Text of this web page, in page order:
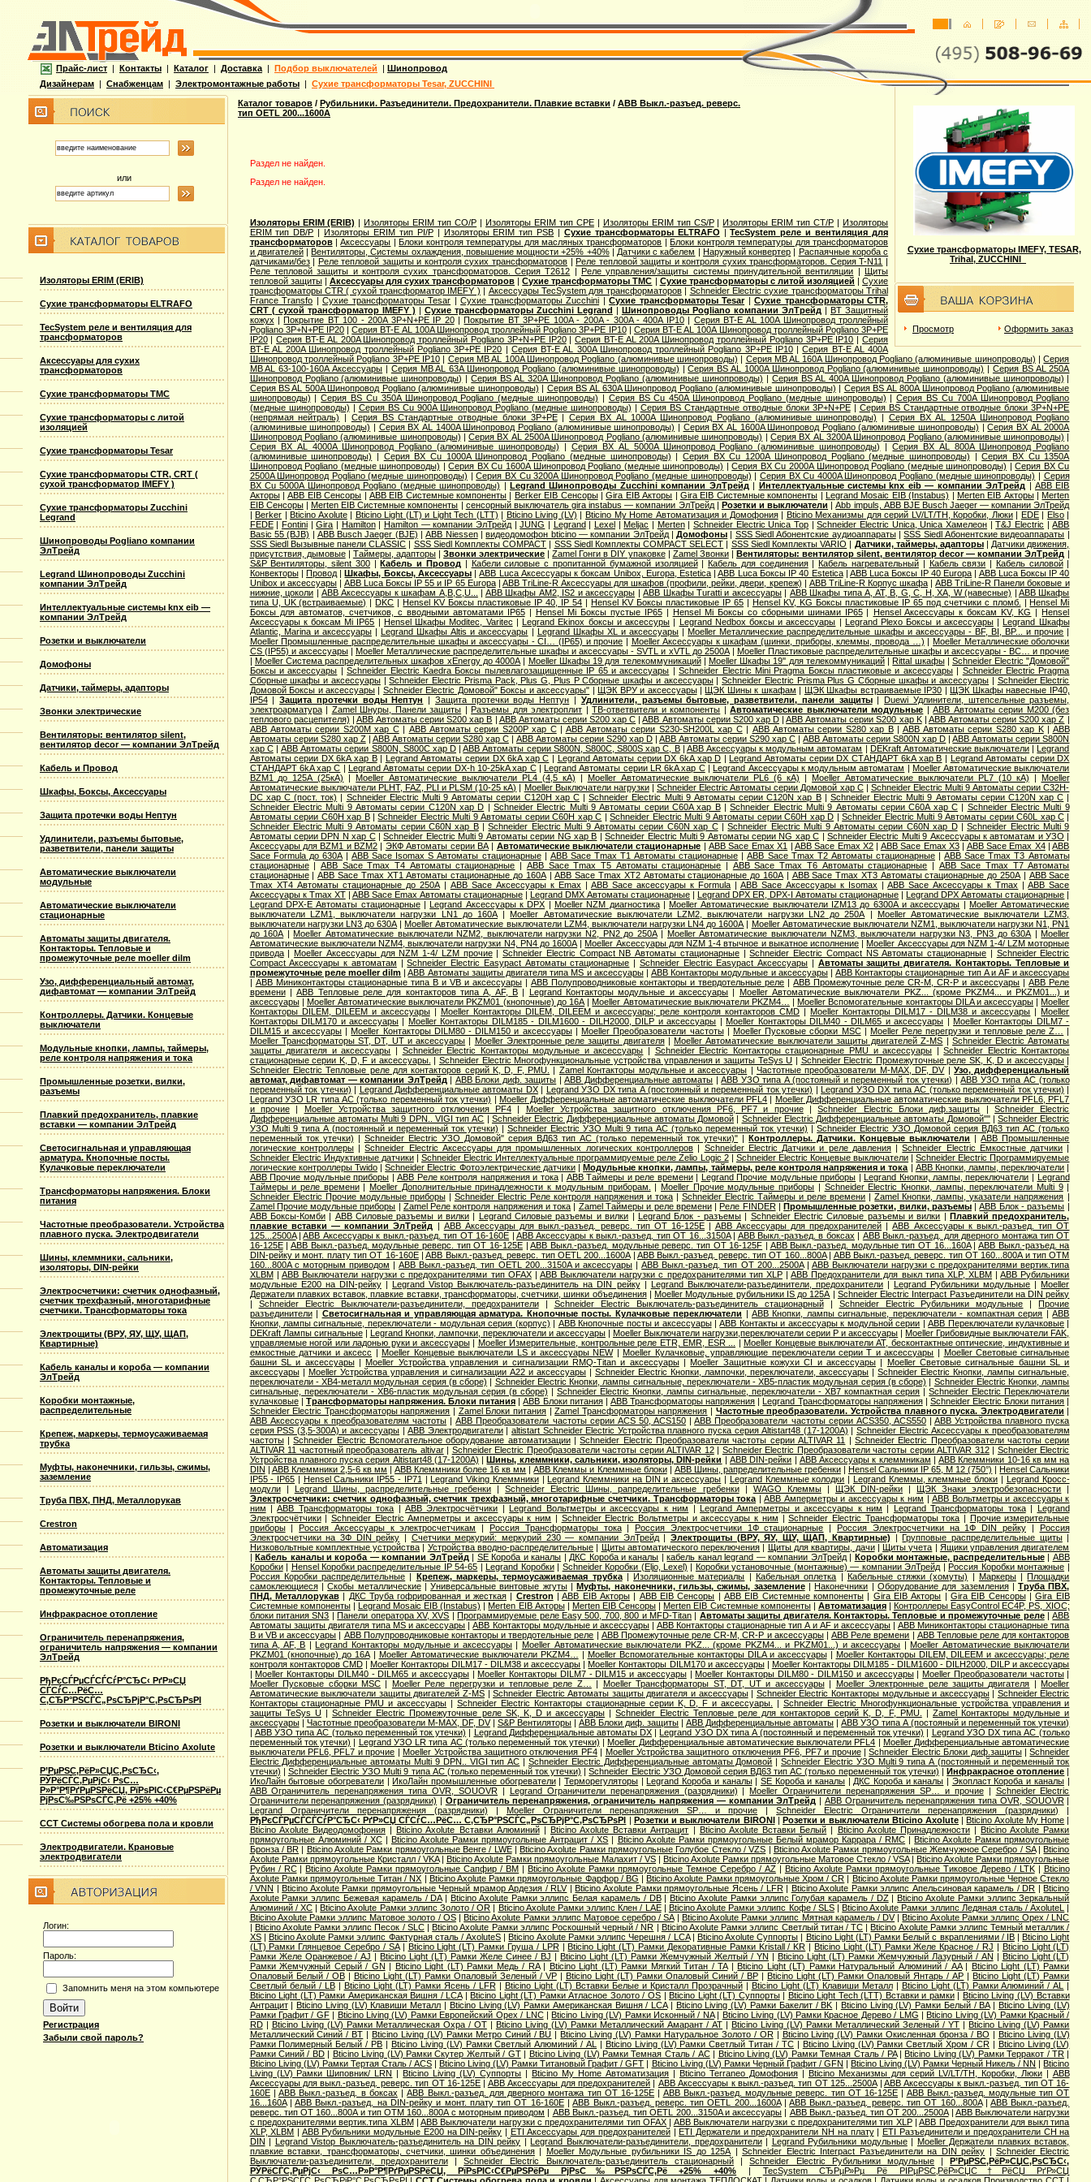
Прайс-лист | Контакты | Каталог | Доставка | Подбор выключателей | Шинопровод
Дизайнерам | Снабженцам | Электромонтажные работы | Сухие трансформаторы Tesar, ZUCCHINI
или
Изоляторы ERIM (ERIB)
Сухие трансформаторы ELTRAFO
TecSystem реле и вентиляция для
трансформаторов
Аксессуары для сухих
трансформаторов
Сухие трансформаторы TMC
Сухие трансформаторы с литой
изоляцией
Сухие трансформаторы Tesar
Сухие трансформаторы CTR, CRT (
сухой трансформатор IMEFY )
Сухие трансформаторы Zucchini
Legrand
Шинопроводы Pogliano компании
ЭлТрейд
Legrand Шинопроводы Zucchini
компании ЭлТрейд
Интеллектуальные системы knx eib —
компании ЭлТрейд
Розетки и выключатели
Домофоны
Датчики, таймеры, адапторы
Звонки электрические
Вентиляторы: вентилятор silent,
вентилятор decor — компании ЭлТрейд
Кабель и Провод
Шкафы, Боксы, Аксессуары
Защита протечки воды Нептун
Удлинители, разъемы бытовые,
разветвители, панели защиты
Автоматические выключатели
модульные
Автоматические выключатели
стационарные
Автоматы защиты двигателя.
Контакторы. Тепловые и
промежуточные реле moeller dilm
Узо, дифференциальный автомат,
дифавтомат — компании ЭлТрейд
Контроллеры. Датчики. Концевые
выключатели
Модульные кнопки, лампы, таймеры,
реле контроля напряжения и тока
Промышленные розетки, вилки,
разъемы
Плавкий предохранитель, плавкие
вставки — компании ЭлТрейд
Светосигнальная и управляющая
арматура. Кнопочные посты.
Кулачковые переключатели
Трансформаторы напряжения. Блоки
питания
Частотные преобразователи. Устройства
плавного пуска. Электродвигатели
Шины, клеммники, сальники,
изоляторы, DIN-рейки
Электросчетчики: счетчик однофазный,
счетчик трехфазный, многотарифные
счетчики. Трансформаторы тока
Электрощиты (ВРУ, ЯУ, ЩУ, ЩАП,
Квартирные)
Кабель каналы и короба — компании
ЭлТрейд
Коробки монтажные,
распределительные
Крепеж, маркеры, термоусаживаемая
трубка
Муфты, наконечники, гильзы, сжимы,
заземление
Труба ПВХ, ПНД, Металлорукав
Crestron
Автоматизация
Автоматы защиты двигателя.
Контакторы. Тепловые и
промежуточные реле
Инфракрасное отопление
Ограничитель перенапряжения,
ограничитель напряжения — компании
ЭлТрейд
РђРєСЃРµСЃСЃСѓР°СЂС‹ РґР»СЏ
СЃСѓС…РёС…
С‚СЂР°РЅСЃС„РѕСЂРјР°С‚РѕСЂРѕРІ
Розетки и выключатели BIRONI
Розетки и выключатели Bticino Axolute
Р’РµРЅС‚РёР»СЏС‚РѕСЂС‹,
РЎРёСЃС‚РµРјС‹ РѕС…
Р»Р°Р¶РґРµРЅРёСЏ, РїРѕРІС‹С€РµРЅРёРµ
РјРѕС‰РЅРѕСЃС‚Рё +25% +40%
ССТ Системы обогрева пола и кровли
Электродвигатели. Крановые
электродвигатели
Логин:
Пароль:
Запомнить меня на этом компьютере
Регистрация
Забыли свой пароль?
Сухие трансформаторы IMEFY, TESAR,
Trihal, ZUCCHINI
Просмотр Оформить заказ
Каталог товаров / Рубильники. Разъединители. Предохранители. Плавкие вставки / ABB Выкл.-разъед. реверс.
тип OETL 200...1600A
Раздел не найден.
Раздел не найден.
Изоляторы ERIM (ERIB) |Изоляторы ERIM тип CO/P |Изоляторы ERIM тип CPE| Изоляторы ERIM тип CS/P|Изоляторы ERIM тип CT/P |Изоляторы
ERIM тип DB/P |Изоляторы ERIM тип PI/P| Изоляторы ERIM тип PSB | Сухие трансформаторы ELTRAFO |TecSystem реле и вентиляция для
трансформаторов|Аксессуары |Блоки контроля температуры для масляных трансформаторов |Блоки контроля температуры для трансформаторов
и двигателей|Вентиляторы, Системы охлаждения, повышение мощности +25% +40%| Датчики с кабелем | Наружный конвертер | Распаячные короба с
датчиками/без| Реле тепловой защиты и контроля сухих трансформаторов|Реле тепловой защиты и контроля сухих трансформаторов. Серия T-N11 |
Реле тепловой защиты и контроля сухих трансформаторов. Серия T2612 | Реле управления/защиты системы принудительной вентиляции |Щиты
тепловой защиты| Аксессуары для сухих трансформаторов |Сухие трансформаторы TMC | Сухие трансформаторы с литой изоляцией |Сухие
трансформаторы CTR ( сухой трансформатор IMEFY ) | Аксессуары TecSystem для трансформаторов| Schneider Electric cухие трансформаторы Trihal
France Transfo |Сухие трансформаторы Tesar |Сухие трансформаторы Zucchini |Сухие трансформаторы Tesar|Сухие трансформаторы CTR,
CRT ( сухой трансформатор IMEFY ) | Сухие трансформаторы Zucchini Legrand | Шинопроводы Pogliano компании ЭлТрейд | BT Защитный
кожух |Покрытие BT 100 - 200A 3P+N+PE IP 20|Покрытие BT 3P+PE 100A - 200A - 300A - 400A IP10| Серия BT-E AL 100A Шинопровод троллейный
Pogliano 3P+N+PE IP20|Серия BT-E AL 100A Шинопровод троллейный Pogliano 3P+PE IP10| Серия BT-E AL 100A Шинопровод троллейный Pogliano 3P+PE
IP20|Серия BT-E AL 200A Шинопровод троллейный Pogliano 3P+N+PE IP20|Серия BT-E AL 200A Шинопровод троллейный Pogliano 3P+PE IP10 |Серия
BT-E AL 200A Шинопровод троллейный Pogliano 3P+PE IP20 | Серия BT-E AL 300A Шинопровод троллейный Pogliano 3P+PE IP10|Серия BT-E AL 400A
Шинопровод троллейный Pogliano 3P+PE IP10| Серия MB AL 100A Шинопровод Pogliano (алюминивые шинопроводы) | Серия MB AL 160A Шинопровод Pogliano (алюминивые шинопроводы) |Серия
MB AL 63-100-160A Аксессуары | Серия MB AL 63A Шинопровод Pogliano (алюминивые шинопроводы) |Серия ВS AL 1000A Шинопровод Pogliano (алюминивые шинопроводы) | Серия ВS AL 250A
Шинопровод Pogliano (алюминивые шинопроводы) |Серия ВS AL 320A Шинопровод Pogliano (алюминивые шинопроводы) | Серия ВS AL 400A Шинопровод Pogliano (алюминивые шинопроводы) |
Серия ВS AL 500A Шинопровод Pogliano (алюминивые шинопроводы) | Серия ВS AL 630A Шинопровод Pogliano (алюминивые шинопроводы) | Серия ВS AL 800A Шинопровод Pogliano (алюминивые
шинопроводы) |Серия ВS Cu 350A Шинопровод Pogliano (медные шинопроводы) | Серия ВS Cu 450A Шинопровод Pogliano (медные шинопроводы) |Серия ВS Cu 700A Шинопровод Pogliano
(медные шинопроводы) | Серия ВS Cu 900A Шинопровод Pogliano (медные шинопроводы) | Серия ВS Стандартные отводные блоки 3P+N+PE| Серия ВS Стандартные отводные блоки 3P+N+PE
(непрямая нейтраль)
| Серия ВS Стандартные отводные блоки 3P+PE|Серия ВХ AL 1000A Шинопровод Pogliano (алюминивые шинопроводы) | Серия ВХ AL 1250A Шинопровод Pogliano
(алюминивые шинопроводы) | Серия ВХ AL 1400A Шинопровод Pogliano (алюминивые шинопроводы) | Серия ВХ AL 1600A Шинопровод Pogliano (алюминивые шинопроводы) |Серия ВХ AL 2000A
Шинопровод Pogliano (алюминивые шинопроводы) |Серия ВХ AL 2500A Шинопровод Pogliano (алюминивые шинопроводы) | Серия ВХ AL 3200A Шинопровод Pogliano (алюминивые шинопроводы) |
Серия ВХ AL 4000A Шинопровод Pogliano (алюминивые шинопроводы) | Серия ВХ AL 5000A Шинопровод Pogliano (алюминивые шинопроводы) |Серия ВХ AL 800A Шинопровод Pogliano
(алюминивые шинопроводы)
| Серия ВХ Cu 1000A Шинопровод Pogliano (медные шинопроводы) |Серия ВХ Cu 1200A Шинопровод Pogliano (медные шинопроводы) |Серия ВХ Cu 1350A
Шинопровод Pogliano (медные шинопроводы) |Серия ВХ Cu 1600A Шинопровод Pogliano (медные шинопроводы) |Серия ВХ Cu 2000A Шинопровод Pogliano (медные шинопроводы) |Серия ВХ Cu
2500A Шинопровод Pogliano (медные шинопроводы) |Серия ВХ Cu 3200A Шинопровод Pogliano (медные шинопроводы) | Серия ВХ Cu 4000A Шинопровод Pogliano (медные шинопроводы) | Серия
ВХ Cu 5000A Шинопровод Pogliano (медные шинопроводы) |Legrand Шинопроводы Zucchini компании ЭлТрейд | Интеллектуальные системы knx eib — компании ЭлТрейд |ABB EIB
Акторы|ABB EIB Сенсоры | ABB EIB Системные компоненты | Berker EIB Сенсоры|Gira EIB Акторы | Gira EIB Системные компоненты | Legrand Mosaic ЕIB (Instabus) | Merten EIB Акторы|Merten
EIB Сенсоры| Merten EIB Системные компоненты | сенсорный выключатель gira instabus — компании ЭлТрейд| Розетки и выключатели |Abb impuls, АВВ BJE Busch Jaeger — компании ЭлТрейд
|Berker |Bticino Axolute| Bticino Light (LT) и Light Tech (LTT) | Bticino Living (LV) |Bticino My Home Автоматизация и Домофония| Bticino Механизмы для серий LV/LT/TH, Коробки, Люки| EDE| Elso|
FEDE| Fontini|Gira | Hamilton| Hamilton — компании ЭлТрейд|JUNG | Legrand| Lexel |Meljac | Merten|Schneider Electric Unica Top |Schneider Electric Unica, Unica Хамелеон |T&J Electric |АВВ
Basic 55 (BJB) | АВВ Busch Jaeger (BJE) |АВВ Niessen|видеодомофон bticino — компании ЭлТрейд|Домофоны | SSS Siedl Абонентские аудиоаппараты|SSS Siedl Абонентские видеоаппараты |
SSS Siedl Вызывные панели CLASSIC | SSS Siedl Комплекты COMPACT | SSS Siedl Комплекты COMPACT SELECT | SSS Siedl Комплекты VARIO | Датчики, таймеры, адапторы| Датчики движения,
присутствия, дымовые| Таймеры, адапторы|Звонки электрические |Zamel Гонги в DIY упаковке| Zamel Звонки| Вентиляторы: вентилятор silent, вентилятор decor — компании ЭлТрейд |
S&P Вентиляторы, silent 300|Кабель и Провод | Кабели силовые с пропитанной бумажной изоляцией|Кабель для соединения|Кабель нагревательный| Кабель связи | Кабель силовой|
Конвекторы|Провод |Шкафы, Боксы, Аксессуары|ABB Luca Аксессуары к боксам Unibox, Europa, Estetica|ABB Luca Боксы IP 40 Estetica| ABB Luca Боксы IP 40 Europa | ABB Luca Боксы IP 40
Unibox и аксессуары| ABB Luca Боксы IP 55 и IP 65 Europa| ABB TriLine-R Аксессуары для шкафов (профили, рейки, двери, крепеж) | ABB TriLine-R Корпус шкафа |ABB TriLine-R Панели боковые и
нижние, цоколи | ABB Аксессуары к шкафам A,B,C,U... | ABB Шкафы AM2, IS2 и аксессуары |ABB Шкафы Turatti и аксессуары| ABB Шкафы типа A, AT, B, G, C, H, XA, W (навесные) | ABB Шкафы
типа U, UK (встраиваемые) |DKC |Hensel KV Боксы пластиковые IP 40, IP 54 |Hensel KV Боксы пластиковые IP 65| Hensel KV, KG Боксы пластиковые IP 65 под счетчики с пломб. |Hensel Mi
Боксы для автоматов, счетчиков, с вводными автоматами IP65| Hensel Mi Боксы пустые IP65| Hensel Mi Боксы со сборными шинами IP65| Hensel Аксессуары к боксам KV, KG |Hensel
Аксессуары к боксам Mi IP65 | Hensel Шкафы Moditec, Varitec |Legrand Ekinox боксы и аксессуры | Legrand Nedbox боксы и аксессуары | Legrand Plexo Боксы и аксессуары|Legrand Шкафы
Atlantic, Marina и аксессуары|Legrand Шкафы Altis и аксессуары | Legrand Шкафы XL и аксессуары |Moeller Металлические распределительные шкафы и аксессуары - BF, BI, BP... и прочие |
Moeller Промышленные распределительные шкафы и аксессуары - CI… (IP65) и прочие | Moeller Аксессуары к шкафам (шинки, приборы, клеммы, провода …) |Moeller Металлические оболочки
CS (IP55) и аксессуары| Moeller Металлические распределительные шкафы и аксессуары - SVTL и xVTL до 2500А| Moeller Пластиковые распределительные шкафы и аксессуары - BC… и прочие
| Moeller Система распределительных шкафов xEnergy до 4000А | Moeller Шкафы 19 для телекоммуникаций| Moeller Шкафы 19'' для телекоммуникаций|Rittal шкафы|Schneider Electric "Домовой"
Боксы и аксессуары |Schneider Electric Kaedra Боксы пылевлагозащищенные IP 65 и аксессуары |Schneider Electric Mini Pragma Боксы пластиковые и аксессуары| Schneider Electric Pragma
Сборные шкафы и аксессуары|Schneider Electric Prisma Pack, Plus G, Plus P Сборные шкафы и аксессуары|Schneider Electric Prisma Plus G Сборные шкафы и аксессуары | Schneider Electric
Домовой Боксы и аксессуары| Schneider Electric Домовой" Боксы и аксессуары" |ЩЭК ВРУ и аксессуары|ЩЭК Шины к шкафам | ЩЭК Шкафы встраиваемые IP30 |ЩЭК Шкафы навесные IP40,
IP54|Защита протечки воды Нептун | Защита протечки воды Нептун | Удлинители, разъемы бытовые, разветвители, панели защиты|Duewi Удлинители, штепсельные разъемы,
электроарматура| Zamel Шнуры, Панели защиты |Разъемы для электроплит |ТВ-ответвители и компоненты |Автоматические выключатели модульные |ABB Автоматы серии M200 (без
теплового расцепителя) | ABB Автоматы серии S200 хар B | ABB Автоматы серии S200 хар C |ABB Автоматы серии S200 хар D|ABB Автоматы серии S200 хар K| ABB Автоматы серии S200 хар Z |
ABB Автоматы серии S200M хар С| ABB Автоматы серии S200P хар C| ABB Автоматы серии S230-SH200L хар С| ABB Автоматы серии S280 хар B| ABB Автоматы серии S280 хар K| ABB
Автоматы серии S280 хар Z| ABB Автоматы серии S280 хар С| ABB Автоматы серии S290 хар D |ABB Автоматы серии S290 хар С |ABB Автоматы серии S800N хар D |ABB Автоматы серии S800N
хар С|ABB Автоматы серии S800N, S800C хар D|ABB Автоматы серии S800N, S800C, S800S хар С, B| ABB Аксессуары к модульным автоматам | DEKraft Автоматические выключатели |Legrand
Автоматы серии DX 6kA хар B| Legrand Автоматы серии DX 6kA хар C | Legrand Автоматы серии DX 6kA хар D |Legrand Автоматы серии DX СТАНДАРТ 6kA хар B | Legrand Автоматы серии DX
СТАНДАРТ 6kA хар C | Legrand Автоматы серии DX-h 10-25kA хар C|Legrand Автоматы серии LR 6kA хар C|Legrand Аксессуары к модульным автоматам | Moeller Автоматические выключатели
BZM1 до 125А (25кА)
|Moeller Автоматические выключатели PL4 (4,5 кА) | Moeller Автоматические выключатели PL6 (6 кА) |Moeller Автоматические выключатели PL7 (10 кА) | Moeller
Автоматические выключатели PLHT, FAZ, PLI и PLSM (10-25 кА) | Moeller Выключатели нагрузки| Schneider Electric Aвтоматы серии Домовой хар C| Schneider Electric Multi 9 Автоматы серии C32H-
DC хар C (пост. ток) | Schneider Electric Multi 9 Автоматы серии C120H хар C|Schneider Electric Multi 9 Автоматы серии C120N хар B| Schneider Electric Multi 9 Автоматы серии C120N хар C |
Schneider Electric Multi 9 Автоматы серии C120N хар D | Schneider Electric Multi 9 Автоматы серии C60A хар B|Schneider Electric Multi 9 Автоматы серии C60A хар C| Schneider Electric Multi 9
Автоматы серии C60H хар B|Schneider Electric Multi 9 Автоматы серии C60H хар C |Schneider Electric Multi 9 Автоматы серии C60H хар D |Schneider Electric Multi 9 Автоматы серии C60L хар C |
Schneider Electric Multi 9 Автоматы серии C60N хар B|Schneider Electric Multi 9 Автоматы серии C60N хар C|Schneider Electric Multi 9 Автоматы серии C60N хар D|Schneider Electric Multi 9
Автоматы серии DPN N хар С|Schneider Electric Multi 9 Автоматы серии NG хар B |Schneider Electric Multi 9 Автоматы серии NG хар С |Schneider Electric Multi 9 Аксессуары к автоматам и УЗО |
Аксессуары для BZM1 и BZM2 | ЭКФ Автоматы серии ВА| Автоматические выключатели стационарные |ABB Sace Emax X1 | ABB Sace Emax X2 | ABB Sace Emax X3| ABB Sace Emax X4|ABB
Sace Formula до 630А|ABB Sace Isomax S Автоматы стационарные| ABB Sace Tmax T1 Автоматы стационарные |ABB Sace Tmax T2 Автоматы стационарные|ABB Sace Tmax T3 Автоматы
стационарные| ABB Sace Tmax T4 Автоматы стационарные | ABB Sace Tmax T5 Автоматы стационарные | ABB Sace Tmax T6 Автоматы стационарные | ABB Sace Tmax T7 Автоматы
стационарные|ABB Sace Tmax XT1 Автоматы стационарные до 160А|ABB Sace Tmax XT2 Автоматы стационарные до 160А| ABB Sace Tmax XT3 Автоматы стационарные до 250А | ABB Sace
Tmax XT4 Автоматы стационарные до 250А| ABB Sace Аксессуары к Emax | ABB Sace аксессуары к Formula |ABB Sace Аксессуары к Isomax |ABB Sace Аксессуары к Tmax |ABB Sace
Аксессуары к Tmax XT| ABB Sace Еmax Автоматы стационарные| Legrand DMX Автоматы стационарные |Legrand DPX ER, DPX-I Автоматы стационарные |Legrand DPX Автоматы стационарные |
Legrand DPX-E Автоматы стационарные|Legrand Аксессуары к DPX | Moeller NZM диагностика|Moeller Автоматические выключатели IZM13 до 6300А и аксессуары |Moeller Автоматические
выключатели LZM1, выключатели нагрузки LN1 до 160А|Moeller Автоматические выключатели LZM2, выключатели нагрузки LN2 до 250А | Moeller Автоматические выключатели LZM3,
выключатели нагрузки LN3 до 630А |Moeller Автоматические выключатели LZM4, выключатели нагрузки LN4 до 1600А | Moeller Автоматические выключатели NZM1, выключатели нагрузки N1, PN1
до 160А |Moeller Автоматические выключатели NZM2, выключатели нагрузки N2, PN2 до 250А| Moeller Автоматические выключатели NZM3, выключатели нагрузки N3, PN3 до 630А |Moeller
Автоматические выключатели NZM4, выключатели нагрузки N4, PN4 до 1600А |Moeller Аксессуары для NZM 1-4 втычное и выкатное исполнение|Moeller Аксессуары для NZM 1-4/ LZM моторные
привода|Moeller Аксессуары для NZM 1-4/ LZM прочие|Schneider Electric Compact NB Автоматы стационарные|Schneider Electric Compact NS Автоматы стационарные | Schneider Electric
Compact Аксессуары к автоматам |Schneider Electric Easypact Автоматы стационарные | Schneider Electric Easypact Аксессуары | Автоматы защиты двигателя. Контакторы. Тепловые и
промежуточные реле moeller dilm |ABB Автоматы защиты двигателя типа MS и аксессуары|ABB Контакторы модульные и аксессуары|ABB Контакторы стационарные тип A и AF и аксессуары
| ABB Миниконтакторы стационарные типа B и VB и аксессуары| ABB Полупроводниковые контакторы и твердотельные реле |ABB Промежуточные реле CR-M, CR-P и аксессуары |ABB Реле
времени|ABB Тепловые реле для контакторов типа A, AF, B | Legrand Контакторы модульные и аксессуары | Moeller Автоматические выключатели PKZ... (кроме PKZM4... и PKZM01...) и
аксессуары| Moeller Автоматические выключатели PKZM01 (кнопочные) до 16А |Moeller Автоматические выключатели PKZM4… |Moeller Вспомогательные контакторы DILA и аксессуары |Moeller
Контакторы DILEM, DILEEM и аксессуары| Moeller Контакторы DILEM, DILEEM и аксессуары; реле контроля контакторов CMD |Moeller Контакторы DILM17 - DILM38 и аксессуары |Moeller
Контакторы DILM170 и аксессуары | Moeller Контакторы DILM185 - DILM1600 - DILH2000, DILP и аксессуары |Moeller Контакторы DILM40 - DILM65 и аксессуары |Moeller Контакторы DILM7 -
DILM15 и аксессуары |Moeller Контакторы DILM80 - DILM150 и аксессуары|Moeller Преобразователи частоты| Moeller Пусковые сборки MSC|Moeller Реле перегрузки и тепловые реле Z…
|
Moeller Трансформаторы ST, DT, UT и аксессуары | Moeller Электронные реле защиты двигателя|Moeller Автоматические выключатели защиты двигателей Z-MS | Schneider Electric Автоматы
защиты двигателя и аксессуары | Schneider Electric Контакторы модульные и аксессуары | Schneider Electric Контакторы стационарные PMU и аксессуары |Schneider Electric Контакторы
стационарные серии K, D, F и аксессуары. | Schneider Electric Многофункциональные устройства управления и защиты TeSys U | Schneider Electric Промежуточные реле SK, K, D и аксессуары|
Schneider Electric Тепловые реле для контакторов серий K, D, F, PMU.
| Zamel Контакторы модульные и аксессуары | Частотные преобразователи M-MAX, DF, DV|Узо, дифференциальный
автомат, дифавтомат — компании ЭлТрейд | ABB Блоки диф. защиты |ABB Дифференциальные автоматы |ABB УЗО типа А (постояный и переменный ток утечки) |ABB УЗО типа АС (только
переменный ток утечки) | Legrand Дифференциальные автоматы DX| Legrand УЗО DX типа А (постоянный и переменный ток утечки) |Legrand УЗО DX типа АС (только переменный ток утечки) |
Legrand УЗО LR типа АС (только переменный ток утечки) | Moeller Дифференциальные автоматические выключатели PFL4 | Moeller Дифференциальные автоматические выключатели PFL6, PFL7
и прочие| Moeller Устройства защитного отключения PF4| Moeller Устройства защитного отключения PF6, PF7 и прочие|Schneider Electric Блоки диф.защиты |Schneider Electric
Дифференциальные автоматы Multi 9 DPN.. VIGI тип AС | Schneider Electric Дифференциальные автоматы Домовой | Schneider Electric Дифференциальные автоматы Домовой""|Schneider Electric
УЗО Multi 9 типа А (постоянный и переменный ток утечки) | Schneider Electric УЗО Multi 9 типа АС (только переменный ток утечки) |Schneider Electric УЗО Домовой серия ВД63 тип АС (только
переменный ток утечки) | Schneider Electric УЗО Домовой" серия ВД63 тип АС (только переменный ток утечки)" |Контроллеры. Датчики. Концевые выключатели |ABB Промышленные
логические контроллеры|Schneider Electric Аксессуары для промышленных логических контроллеров| Schneider Electric Датчики и реле давления|Schneider Electric Емкостные датчики |
Schneider Electric Индуктивные датчики|Schneider Electric Интеллектуальные программируемые реле Zelio Logic 2| Schneider Electric Концевые выключатели |Schneider Electric Программируемые
логические контроллеры Twido|Schneider Electric Фотоэлектрические датчики|Модульные кнопки, лампы, таймеры, реле контроля напряжения и тока | ABB Кнопки, лампы, переключатели |
ABB Прочие модульные приборы |ABB Реле контроля напряжения и тока| ABB Таймеры и реле времени| Legrand Прочие модульные приборы |Legrand Кнопки, лампы, переключатели | Legrand
Таймеры и реле времени|Moeller Дополнительные принадлежности к модульным приборам. |Moeller Прочие модульные приборы | Schneider Electric Кнопки, лампы, переключатели Multi 9|
Schneider Electric Прочие модульные приборы| Schneider Electric Реле контроля напряжения и тока |Schneider Electric Таймеры и реле времени |Zamel Кнопки, лампы, указатели напряжения |
Zamel Прочие модульные приборы | Zamel Реле контроля напряжения и тока | Zamel Таймеры и реле времени|Реле FINDER|Промышленные розетки, вилки, разъемы|ABB Блок - разъемы |
ABB Боксы-Комби| ABB Силовые разъемы и вилки | Legrand Cиловые разъемы и вилки | Legrand Блок - разъемы| Schneider Electric Силовые разъемы и вилки |Плавкий предохранитель,
плавкие вставки — компании ЭлТрейд
| ABB Аксессуары для выкл.-разъед. реверс. тип OT 16-125E | ABB Аксессуары для предохранителей |ABB Аксессуары к выкл.-разъед. тип OT
125...2500A|ABB Аксессуары к выкл.-разъед. тип OT 16-160E |ABB Аксессуары к выкл.-разъед. тип OT 16...3150A| ABB Выкл.-разъед. в боксах | ABB Выкл.-разъед. для дверного монтажа тип OT
16-125E| ABB Выкл.-разъед. модульные реверс. тип OT 16-125E|ABB Выкл.-разъед. модульные реверс. тип OT 16-125F | ABB Выкл.-разъед. модульные тип OT 16...160A|ABB Выкл.-разъед. на
DIN-рейку и монт. плату тип OT 16-160E|ABB Выкл.-разъед. реверс. тип OETL 200...1600A|ABB Выкл.-разъед. реверс. тип OT 160...800A| ABB Выкл.-разъед. реверс. тип OT 160...800A и тип OTМ
160...800A с моторным приводом |ABB Выкл.-разъед. тип OETL 200...3150A и аксессуары|ABB Выкл.-разъед. тип OT 200...2500A| ABB Выключатели нагрузки с предохранителями вертик.типа
XLBM| ABB Выключатели нагрузки с предохранителями тип OFAX|ABB Выключатели нагрузки с предохранителями тип XLP|ABB Предохранители для выкл типа XLP, XLBM |ABB Рубильники
модульные E200 на DIN-рейку|Legrand Vistop Выключатель-разъединитель на DIN рейку| Legrand Выключатели-разъединители, предохранители|Legrand Рубильники модульные |Moeller
Держатели плавких вставок, плавкие вставки, трансформаторы, счетчики, шинки объединения|Moeller Модульные рубильники IS до 125А | Schneider Electric Interpact Разъединители на DIN рейку
| Schneider Electric Выключатели-разъединители, предохранители| Schneider Electric Выключатель-разъединитель стационарный| Schneider Electric Рубильники модульные |Прочие
разъединители| Светосигнальная и управляющая арматура. Кнопочные посты. Кулачковые переключатели | ABB Кнопки, лампы сигнальные, переключатели - компактная серия |ABB
Кнопки, лампы сигнальные, переключатели - модульная серия (корпус) | ABB Кнопочные посты и аксессуары|ABB Контакты и аксессуары к модульной серии |ABB Переключатели кулачковые |
DEKraft Лампы сигнальные| Legrand Кнопки, лампочки, переключатели и аксессуары|Moeller Выключатели нагрузки,переключатели серии P и аксессуары |Moeller Грибовидные выключатели FAK,
управляемые ногой или ладонью руки и аксессуары| Moeller Измерительные, контрольные реле ETR, EMR, ESR ... |Moeller Концевые выключатели AT, бесконтактные оптические, индуктивные и
емкостные датчики и аксесс |Moeller Концевые выключатели LS и аксессуары NEW|Moeller Кулачковые, управляющие переключатели серии T и аксессуары | Moeller Световые сигнальные
башни SL и аксессуары|Moeller Устройства управления и сигнализации RMQ-Titan и аксессуары|Moeller Защитные кожухи CI и аксессуары | Moeller Световые сигнальные башни SL и
аксессуары| Moeller Устройства управления и сигнализации А22 и аксессуары|Schneider Electric Кнопки, лампочки, переключатели, аксессуары |Schneider Electric Кнопки, лампы сигнальные,
переключатели - XB4-металл модульная серия (в сборе) | Schneider Electric Кнопки, лампы сигнальные, переключатели - XB5-пластик модульная серия (в сборе) | Schneider Electric Кнопки, лампы
сигнальные, переключатели - XB6-пластик модульная серия (в сборе) | Schneider Electric Кнопки, лампы сигнальные, переключатели - XB7 компактная серия |Schneider Electric Переключатели
кулачковые| Трансформаторы напряжения. Блоки питания |ABB Блоки питания| ABB Трансформаторы напряжения |Legrand Трансформаторы напряжения| Schneider Electric Блоки питания |
Schneider Electric Трансформаторы напряжения | Zamel Блоки питания|Zamel Трансформаторы напряжения | Частотные преобразователи. Устройства плавного пуска. Электродвигатели |
ABB Аксессуары к преобразователям частоты |ABB Преобразователи частоты серии ACS 50, ACS150 |ABB Преобразователи частоты серии ACS350, ACS550|ABB Устройства плавного пуска
серия PSS (3,5-300А) и аксессуары |ABB Электродвигатели|altistart Schneider Electric Устройства плавного пуска серия Altistart48 (17-1200А) |Schneider Electric Аксессуары к преобразователям
частоты|Schneider Electric Вспомогательное оборудование автоматизации|Schneider Electric Преобразователи частоты серии ALTIVAR 11 |Schneider Electric Преобразователи частоты серии
ALTIVAR 11 частотный преобразователь altivar| Schneider Electric Преобразователи частоты серии ALTIVAR 12| Schneider Electric Преобразователи частоты серии ALTIVAR 312| Schneider Electric
Устройства плавного пуска серия Altistart48 (17-1200А) |Шины, клеммники, сальники, изоляторы, DIN-рейки |ABB DIN-рейки | ABB Аксессуары к клеммникам |ABB Клеммники 10-16 кв мм на
DIN | ABB Клеммники 2,5-6 кв мм |ABB Клеммники более 16 кв мм |ABB Клеммы и Клеммные блоки| ABB Шины, рапределительные гребенки| Hensel Cальники IP 65, M 12 (750°) |Hensel Сальники
IP55 - IP65 | Hensel Сальники IP55 - IP71 |Legrand Viking Клеммники|Legrand Клеммники на DIN и аксессуары | Legrand Клеммные колодки | Legrand Клеммы, клеммные блоки | Legrand Кросс-
модули| Legrand Шины, распределительные гребенки |Schneider Electric Шины, рапределительные гребенки| WAGO Клеммы| ЩЭК DIN-рейки |ЩЭК Знаки электробезопасности |
Электросчетчики: счетчик однофазный, счетчик трехфазный, многотарифные счетчики. Трансформаторы тока |ABB Амперметры и аксессуары к ним |ABB Вольтметры и аксессуары к
ним |ABB Трансформаторы тока |ABB Электросчётчики |Legrand Вольтметры и аксессуары к ним |Legrand Амперметры и аксессуары к ним | Legrand Трансформаторы тока| Legrand
Электросчётчики| Schneider Electric Амперметры и аксессуары к ним | Schneider Electric Вольтметры и аксессуары к ним |Schneider Electric Трансформаторы тока | Прочие измерительные
приборы|Россия Аксессуары к электросчетчикам |Россия Трансформаторы тока|Россия Электросчетчики 1Ф стационарные |Россия Электросчетчики на 1Ф DIN рейку| Россия
Электросчетчики на 3Ф DIN рейку | Счетчики меркурий: меркурий 230 — компании ЭлТрейд| Электрощиты (ВРУ, ЯУ, ЩУ, ЩАП, Квартирные) |Групповые распределительные щиты|
Низковольтные комплектные устройства | Устройства вводно-распределительные| Щиты автоматического переключения | Щиты для квартиры, дачи|Щиты учета | Ящики управления двигателем
|Кабель каналы и короба — компании ЭлТрейд | SE Короба и каналы | ДКС Короба и каналы |кабель канал legrand — компании ЭлТрейд| Коробки монтажные, распределительные| ABB
Коробки| Hensel Коробки распределительные IP 54-65 |Legrand Коробки| Schneider Коробки (Eljo, Lexel) | Коробки установочные (монтажные) — компании ЭлТрейд |Россия Коробки монтажные |
Россия Коробки распределительные | Крепеж, маркеры, термоусаживаемая трубка|Изоляционные материалы | Кабельная оплетка | Кабельные стяжки (хомуты) | Маркеры|Площадки
самоклеющиеся|Скобы металлические|Универсальные винтовые жгуты|Муфты, наконечники, гильзы, сжимы, заземление|Наконечники | Оборудование для заземления|Труба ПВХ,
ПНД, Металлорукав| ДКС Труба гофрированная и жесткая| Crestron |ABB EIB Акторы| ABB EIB Сенсоры | ABB EIB Системные компоненты| Gira EIB Акторы | Gira EIB Сенсоры|Gira EIB
Системные компоненты| Legrand Mosaic ЕIB (Instabus) |Merten EIB Акторы| Merten EIB Сенсоры |Merten EIB Системные компоненты| Автоматизация|Контроллеры EasyControl EC4P, PS, XIOC;
блоки питания SN3 |Панели оператора XV, XVS |Программируемые реле Easy 500, 700, 800 и MFD-Titan | Автоматы защиты двигателя. Контакторы. Тепловые и промежуточные реле|ABB
Автоматы защиты двигателя типа MS и аксессуары |ABB Контакторы модульные и аксессуары|ABB Контакторы стационарные тип A и AF и аксессуары|ABB Миниконтакторы стационарные типа
B и VB и аксессуары | ABB Полупроводниковые контакторы и твердотельные реле | ABB Промежуточные реле CR-M, CR-P и аксессуары|ABB Реле времени | ABB Тепловые реле для контакторов
типа A, AF, B |Legrand Контакторы модульные и аксессуары| Moeller Автоматические выключатели PKZ... (кроме PKZM4... и PKZM01...) и аксессуары |Moeller Автоматические выключатели
PKZM01 (кнопочные) до 16А| Moeller Автоматические выключатели PKZM4… | Moeller Вспомогательные контакторы DILA и аксессуары| Moeller Контакторы DILEM, DILEEM и аксессуары; реле
контроля контакторов CMD| Moeller Контакторы DILM17 - DILM38 и аксессуары |Moeller Контакторы DILM170 и аксессуары| Moeller Контакторы DILM185 - DILM1600 - DILH2000, DILP и аксессуары
|Moeller Контакторы DILM40 - DILM65 и аксессуары|Moeller Контакторы DILM7 - DILM15 и аксессуары|Moeller Контакторы DILM80 - DILM150 и аксессуары|Moeller Преобразователи частоты|
Moeller Пусковые сборки MSC | Moeller Реле перегрузки и тепловые реле Z… | Moeller Трансформаторы ST, DT, UT и аксессуары| Moeller Электронные реле защиты двигателя |Moeller
Автоматические выключатели защиты двигателей Z-MS|Schneider Electric Автоматы защиты двигателя и аксессуары| Schneider Electric Контакторы модульные и аксессуары| Schneider Electric
Контакторы стационарные PMU и аксессуары | Schneider Electric Контакторы стационарные серии K, D, F и аксессуары. | Schneider Electric Многофункциональные устройства управления и
защиты TeSys U|Schneider Electric Промежуточные реле SK, K, D и аксессуары |Schneider Electric Тепловые реле для контакторов серий K, D, F, PMU. |Zamel Контакторы модульные и
аксессуары| Частотные преобразователи M-MAX, DF, DV| S&P Вентиляторы| ABB Блоки диф. защиты |ABB Дифференциальные автоматы |ABB УЗО типа А (постояный и переменный ток утечки)
| ABB УЗО типа АС (только переменный ток утечки) | Legrand Дифференциальные автоматы DX |Legrand УЗО DX типа А (постоянный и переменный ток утечки) | Legrand УЗО DX типа АС (только
переменный ток утечки) | Legrand УЗО LR типа АС (только переменный ток утечки) |Moeller Дифференциальные автоматические выключатели PFL4 | Moeller Дифференциальные автоматические
выключатели PFL6, PFL7 и прочие |Moeller Устройства защитного отключения PF4| Moeller Устройства защитного отключения PF6, PF7 и прочие|Schneider Electric Блоки диф.защиты|Schneider
Electric Дифференциальные автоматы Multi 9 DPN.. VIGI тип AС | Schneider Electric Дифференциальные автоматы Домовой |Schneider Electric УЗО Multi 9 типа А (постоянный и переменный ток
утечки) | Schneider Electric УЗО Multi 9 типа АС (только переменный ток утечки) |Schneider Electric УЗО Домовой серия ВД63 тип АС (только переменный ток утечки) |Инфракрасное отопление |
ИкоЛайн бытовые обогреватели|ИкоЛайн промышленные обогреватели|Терморегуляторы |Legrand Короба и каналы| SE Короба и каналы| ДКС Короба и каналы | Экопласт Короба и каналы|
ABB Ограничитель перенапряжения типа OVR, SOUOVR | Legrand Ограничители перенапряжения (разрядники) |Moeller Ограничители перенапряжения SP… и прочие| Schneider Electric
Ограничители перенапряжения (разрядники) | Ограничитель перенапряжения, ограничитель напряжения — компании ЭлТрейд | ABB Ограничитель перенапряжения типа OVR, SOUOVR|
Legrand Ограничители перенапряжения (разрядники) | Moeller Ограничители перенапряжения SP… и прочие |Schneider Electric Ограничители перенапряжения (разрядники)
|
РђРєСЃРµСЃСЃСѓР°СЂС‹ РґР»СЏ СЃСѓС…РёС… С‚СЂР°РЅСЃС„РѕСЂРјР°С‚РѕСЂРѕРІ | Розетки и выключатели BIRONI|Розетки и выключатели Bticino Axolute|Bticino Axolute My Home |
Bticino Axolute Видеодомофония|Bticino Axolute Вставки Алюминий| Bticino Axolute Вставки Антрацит | Bticino Axolute Вставки Белый | Bticino Axolute Принадлежности|Bticino Axolute Рамки
прямоугольные Алюминий / XC| Bticino Axolute Рамки прямоугольные Антрацит / XS | Bticino Axolute Рамки прямоугольные Белый мрамор Каррара / RMC |Bticino Axolute Рамки прямоугольные
Бронза / BR | Bticino Axolute Рамки прямоугольные Венге / LWE|Bticino Axolute Рамки прямоугольные Голубое Стекло / VZS | Bticino Axolute Рамки прямоугольные Жемчужное Серебро / SA|Bticino
Axolute Рамки прямоугольные Кристалл / VKA| Bticino Axolute Рамки прямоугольные Малахит / VS|Bticino Axolute Рамки прямоугольные Матовое Стекло / VSA|Bticino Axolute Рамки прямоугольные
Рубин / RC|Bticino Axolute Рамки прямоугольные Сапфир / BM |Bticino Axolute Рамки прямоугольные Темное Серебро / AZ| Bticino Axolute Рамки прямоугольные Тиковое Дерево / LTK| Bticino
Axolute Рамки прямоугольные Титан / NX | Bticino Axolute Рамки прямоугольные Фарфор / BG |Bticino Axolute Рамки прямоугольные Хром / CR | Bticino Axolute Рамки прямоугольные Черное Стекло
/ VNN |Bticino Axolute Рамки прямоугольные Черный мрамор Ардезия / RLV|Bticino Axolute Рамки прямоугольные Ясень / LFR| Bticino Axolute Рамки эллипс Апельсиновая карамель / DR |Bticino
Axolute Рамки эллипс Бежевая карамель / DA| Bticino Axolute Рамки эллипс Белая карамель / DB|Bticino Axolute Рамки эллипс Голубая карамель / DZ|Bticino Axolute Рамки эллипс Зеркальный
Алюминий / XC|Bticino Axolute Рамки эллипс Золото / OR | Bticino Axolute Рамки эллипс Клен / LAE| Bticino Axolute Рамки эллипс Кофе / SLS|Bticino Axolute Рамки эллипс Ледяная сталь / AxoluteL
|
Bticino Axolute Рамки эллипс Матовое золото / OS|Bticino Axolute Рамки эллипс Матовое серебро / SA| Bticino Axolute Рамки эллипс Мятная карамель / DV|Bticino Axolute Рамки эллипс Орех / LNC
| Bticino Axolute Рамки эллипс Песок / SLC|Bticino Axolute Рамки эллипс Роскошный черный / NR | Bticino Axolute Рамки эллипс Светлый титан / TC |Bticino Axolute Рамки эллипс Темный металлик /
XS| Bticino Axolute Рамки эллипс Фактурная сталь / AxoluteS |Bticino Axolute Рамки эллипс Черешня / LCA| Bticino Axolute Суппорты | Bticino Light (LT) Рамки Белый с вкраплениями / IB|Bticino Light
(LT) Рамки Глянцевое Серебро / SA| Bticino Light (LT) Рамки Груша / LPR|Bticino Light (LT) Рамки Декоративные Рамки Kristall / KR |Bticino Light (LT) Рамки Желе Красное / RJ | Bticino Light (LT)
Рамки Желе Оранжевое / AJ |Bticino Light (LT) Рамки Желе Синее / BJ |Bticino Light (LT) Рамки Жемчужный Желтый / YN | Bticino Light (LT) Рамки Жемчужный Лазурный / AN | Bticino Light (LT)
Рамки Жемчужный Серый / GN | Bticino Light (LT) Рамки Медь / RA| Bticino Light (LT) Рамки Мягкий Титан / TA|Bticino Light (LT) Рамки Натуральный Алюминий / AA| Bticino Light (LT) Рамки
Опаловый Белый / OB| Bticino Light (LT) Рамки Опаловый Зеленый / VP| Bticino Light (LT) Рамки Опаловый Синий / BP |Bticino Light (LT) Рамки Опаловый Янтарь / AP |Bticino Light (LT) Рамки
Светлый белый / LB| Bticino Light (LT) Рамки Ясень / LFR| Bticino Light (LT) Вставки Белые и Кристалл Прозрачный| Bticino Light (LT) Клавиши Металл| Bticino Light (LT) Рамки Алюминий / AL
|
Bticino Light (LT) Рамки Американская Вишня / LCA|Bticino Light (LT) Рамки Атласное Золото / OS |Bticino Light (LT) Суппорты| Bticino Light Tech (LTT) Вставки и рамки| Bticino Living (LV) Вставки
Антрацит|Bticino Living (LV) Клавиши Металл | Bticino Living (LV) Рамки Американская Вишня / LCA| Bticino Living (LV) Рамки Бакелит / BK | Bticino Living (LV) Рамки Белый / BA| Bticino Living (LV)
Рамки Графит / GF| Bticino Living (LV) Рамки Европейский Орех / LNC|Bticino Living (LV) Рамки Исконный / NA| Bticino Living (LV) Рамки Красное Дерево / LMG |Bticino Living (LV) Рамки Красный /
RD| Bticino Living (LV) Рамки Металлическая Охра / OT| Bticino Living (LV) Рамки Металлический Амарант / AT |Bticino Living (LV) Рамки Металлический Зеленый / YT |Bticino Living (LV) Рамки
Металлический Синий / BT |Bticino Living (LV) Рамки Метро Синий / BU |Bticino Living (LV) Рамки Натуральное Золото / OR| Bticino Living (LV) Рамки Окисленная бронза / BO | Bticino Living (LV)
Рамки Полимерный Белый / PB | Bticino Living (LV) Рамки Светлый Алюминий / AL | Bticino Living (LV) Рамки Светлый Титан / TC| Bticino Living (LV) Рамки Светлый Хром / CR| Bticino Living (LV)
Рамки Синий / BD| Bticino Living (LV) Рамки Скутер Желтый / GT| Bticino Living (LV) Рамки Темная Сталь / AC| Bticino Living (LV) Рамки Темная Сталь / PA|Bticino Living (LV) Рамки Терракот / TR |
Bticino Living (LV) Рамки Тертая Сталь / ACS|Bticino Living (LV) Рамки Титановый Графит / GFT | Bticino Living (LV) Рамки Черный Графит / GFN | Bticino Living (LV) Рамки Черный Никель / NN |Bticino
Living (LV) Рамки Шиповник/ LRN |Bticino Living (LV) Суппорты |Bticino My Home Автоматизация | Bticino Terraneo Домофония| Bticino Механизмы для серий LV/LT/TH, Коробки, Люки| ABB
Аксессуары для выкл.-разъед. реверс. тип OT 16-125E | ABB Аксессуары для предохранителей | ABB Аксессуары к выкл.-разъед. тип OT 125...2500A|ABB Аксессуары к выкл.-разъед. тип OT 16-
160E|ABB Выкл.-разъед. в боксах |ABB Выкл.-разъед. для дверного монтажа тип OT 16-125E | ABB Выкл.-разъед. модульные реверс. тип OT 16-125E | ABB Выкл.-разъед. модульные тип OT
16...160A|ABB Выкл.-разъед. на DIN-рейку и монт. плату тип OT 16-160E|ABB Выкл.-разъед. реверс. тип OETL 200...1600A|ABB Выкл.-разъед. реверс. тип OT 160...800A|ABB Выкл.-разъед.
реверс. тип OT 160...800A и тип OTМ 160...800A с моторным приводом | ABB Выкл.-разъед. тип OETL 200...3150A и аксессуары | ABB Выкл.-разъед. тип OT 200...2500A| ABB Выключатели нагрузки
с предохранителями вертик.типа XLBM|ABB Выключатели нагрузки с предохранителями тип OFAX | ABB Выключатели нагрузки с предохранителями тип XLP|ABB Предохранители для выкл типа
XLP, XLBM | ABB Рубильники модульные E200 на DIN-рейку | ETI Аксессуары для предохранителей|ETI Держатели и предохранители NH на плату| ETI Разъединители и предохранители CH на
DIN | Legrand Vistop Выключатель-разъединитель на DIN рейку |Legrand Выключатели-разъединители, предохранители| Legrand Рубильники модульные| Moeller Держатели плавких вставок,
плавкие вставки, трансформаторы, счетчики, шинки объединения| Moeller Модульные рубильники IS до 125А |Schneider Electric Interpact Разъединители на DIN рейку | Schneider Electric
Выключатели-разъединители, предохранители|Schneider Electric Выключатель-разъединитель стационарный|Schneider Electric Рубильники модульные|Р’РµРЅС‚РёР»СЏС‚РѕСЂС‹,
РЎРёСЃС‚РµРјС‹ РѕС…Р»Р°Р¶РґРµРЅРёСЏ, РїРѕРІС‹С€РµРЅРёРµ РјРѕС‰РЅРѕСЃС‚Рё +25% +40% | TecSystem СЂРµР»Рµ Рё РІРµРЅС‚РёР»СЏС†РёСЏ РґР»СЏ